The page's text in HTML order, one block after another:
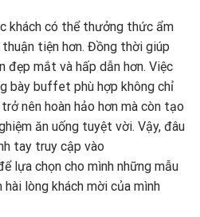
khách có thể thưởng thức ẩm
tiện hơn. Đồng thời giúp
đẹp mắt và hấp dẫn hơn. Việc
bày buffet phù hợp không chỉ
nên hoàn hảo hơn mà còn tạo
ăn uống tuyệt vời. Vậy, đâu
tay truy cập vào
lựa chọn cho mình những mẫu
lòng khách mời của mình